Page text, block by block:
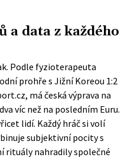
a data z každého
Podle fyzioterapeuta
prohře s Jižní Koreou 1:2
, má česká výprava na
víc než na posledním Euru.
lidí. Každý hráč si volí
subjektivní pocity s
rituály nahradily společné